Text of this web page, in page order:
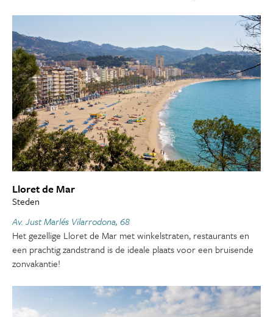
Lloret de Mar
Steden
Av. Just Marlés Vilarrodona, 68
Het gezellige Lloret de Mar met winkelstraten, restaurants en
een prachtig zandstrand is de ideale plaats voor een bruisende
zonvakantie!